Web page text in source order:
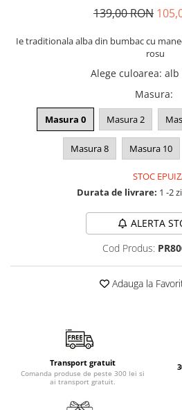
139,00 RON
Ie traditionala alba din bumbac cu
rosu
Alege culoarea: alb
Masura:
Masura 0 Masura 2
Masura 8 Masura 10
STOC
Durata de livrare: 1 -2
ALERTA
Cod Produs:
Adauga la
Transport gratuit
Comanda produse de peste 300 lei si
ai transport gratuit.